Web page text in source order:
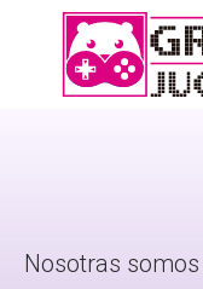
Nosotras somos